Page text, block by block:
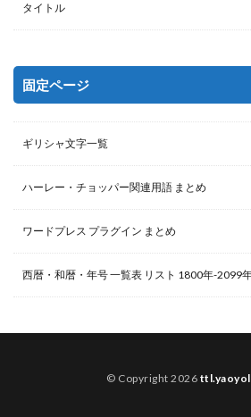
タイトル
固定ページ
ギリシャ文字一覧
ハーレー・チョッパー関連用語 まとめ
ワードプレス プラグイン まとめ
西暦・和暦・年号 一覧表 リスト 1800年-2099
© Copyright 2026